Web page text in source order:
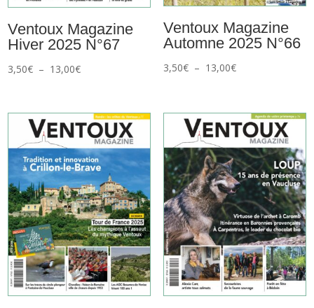
Ventoux Magazine
Hiver 2025 N°67
3,50€ – 13,00€Plage
3,50€
à
13,00€
Ventoux Magazine
Automne 2025 N°66
3,50€ – 13,00€Plage
3,50€
à
13,00€